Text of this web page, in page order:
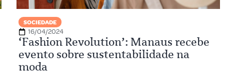
SOCIEDADE
16/04/2024
‘Fashion Revolution’: Manaus recebe
evento sobre sustentabilidade na
moda